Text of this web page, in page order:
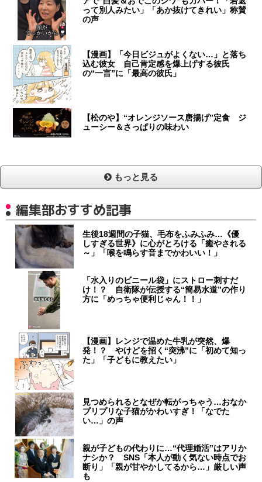
って別人みたい」「あか抜けてきれい」称賛
の声
【漫画】「今日ビジュがよくない…」と落ち
込む彼女 自己肯定感を爆上げする彼氏
の“一言”に「最高の彼氏」
【松のや】“オレンジソース唐揚げ”定食 ジ
ューシー＆さっぱりの味わい
もっと見る
編集部おすすめ記事
生後18週間の子猫、毛布をふみふみ…《優
しすぎる世界》に心がとろける「癒やされる
～」「喉を鳴らす音までかわいい！」
「水入りのビニール袋」にストロー刺すだ
け！？ 自衛隊が伝授する“簡易水道”の作り
方に「めっちゃ便利じゃん！！」
【漫画】レンジで温めた牛乳が突然、爆
発！？ やけどを招く“突沸”に「初めて知っ
た」「子どもに教えたい」
見つめられるとなぜか転がっちゃう…おなか
プリプリな子猫がかわいすぎ！「なでた
い…」の声
親が子どもの代わりに…“代理婚活”はアリか
ナシか？ SNS「本人が動く気ない時点でお
断り」「親が甘やかしてるから…」厳しい声
も